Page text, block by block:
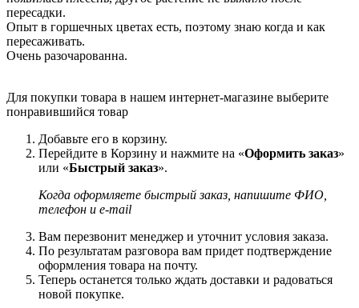
пересадки.
Опыт в горшечных цветах есть, поэтому знаю когда и как
пересаживать.
Очень разочарованна.
Для покупки товара в нашем интернет-магазине выберите
понравившийся товар
Добавьте его в корзину.
Перейдите в Корзину и нажмите на «Оформить заказ»
или «Быстрый заказ».
Когда оформляете быстрый заказ, напишите ФИО,
телефон и e-mail
Вам перезвонит менеджер и уточнит условия заказа.
По результатам разговора вам придет подтверждение
оформления товара на почту.
Теперь останется только ждать доставки и радоваться
новой покупке.